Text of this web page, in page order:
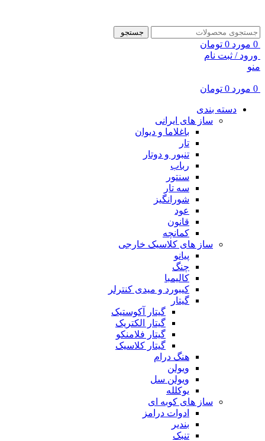
جستجو
0 مورد 0 تومان
ورود / ثبت نام
منو
0 مورد 0 تومان
دسته بندی
ساز های ایرانی
باغلاما و دیوان
تار
تنبور و دوتار
رباب
سنتور
سه تار
شورانگیز
عود
قانون
کمانچه
ساز های کلاسیک خارجی
پیانو
چنگ
کالیمبا
کیبورد و میدی کنترلر
گیتار
گیتار آکوستیک
گیتار الکتریک
گیتار فلامنکو
گیتار کلاسیک
هنگ درام
ویولن
ویولن سل
یوکلله
ساز های کوبه ای
ادوات درامز
بندیر
تنبک